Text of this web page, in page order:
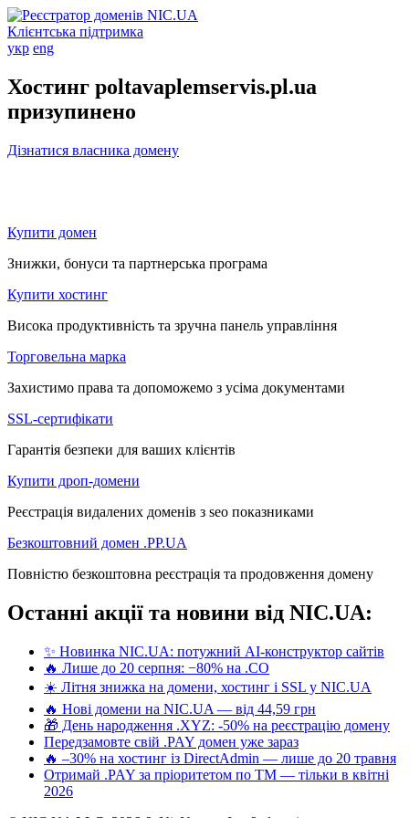
Клієнтська підтримка
укр eng
Хостинг poltavaplemservis.pl.ua
призупинено
Дізнатися власника домену
Купити домен
Знижки, бонуси та партнерська програма
Купити хостинг
Висока продуктивність та зручна панель управління
Торговельна марка
Захистимо права та допоможемо з усіма документами
SSL-сертифікати
Гарантія безпеки для ваших клієнтів
Купити дроп-домени
Реєстрація видалених доменів з seo показниками
Безкоштовний домен .PP.UA
Повністю безкоштовна реєстрація та продовження домену
Останні акції та новини від NIC.UA:
✨ Новинка NIC.UA: потужний AI-конструктор сайтів
🔥 Лише до 20 серпня: −80% на .CO
☀️ Літня знижка на домени, хостинг і SSL у NIC.UA
🔥 Нові домени на NIC.UA — від 44,59 грн
🎁 День народження .XYZ: -50% на реєстрацію домену
Передзамовте свій .PAY домен уже зараз
🔥 –30% на хостинг із DirectAdmin — лише до 20 травня
Отримай .PAY за пріоритетом по ТМ — тільки в квітні
2026